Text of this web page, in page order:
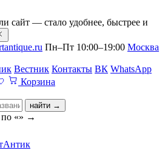
сайт — стало удобнее, быстрее и
Пн–Пт 10:00–19:00 Москва
Вестник Контакты ВК WhatsApp
Корзина
найти →
по «» →